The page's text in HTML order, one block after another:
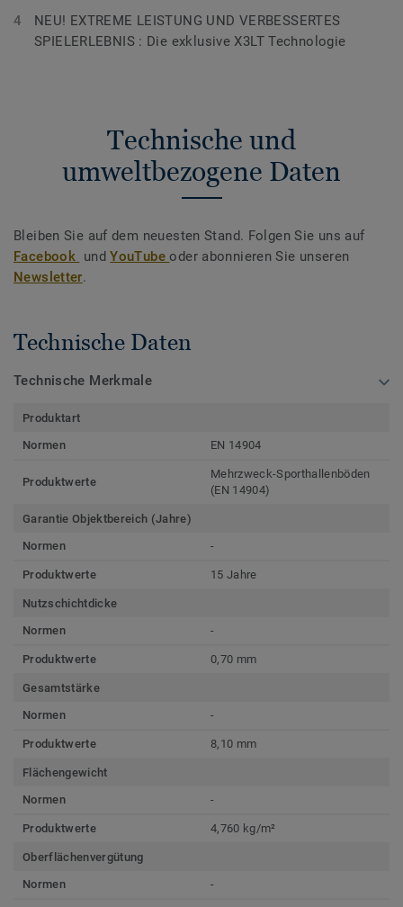
NEU! EXTREME LEISTUNG UND VERBESSERTES
SPIELERLEBNIS : Die exklusive X3LT Technologie
Technische und
umweltbezogene Daten
Bleiben Sie auf dem neuesten Stand. Folgen Sie uns auf
Facebook undYouTubeoder abonnieren Sie unseren
Newsletter.
Technische Daten
Technische Merkmale
Produktart
Normen
EN 14904
Produktwerte
Mehrzweck-Sporthallenböden
(EN 14904)
Garantie Objektbereich (Jahre)
Normen
-
Produktwerte 15 Jahre
Nutzschichtdicke
Normen
-
Produktwerte 0,70 mm
Gesamtstärke
Normen
-
Produktwerte 8,10 mm
Flächengewicht
Normen
-
Produktwerte 4,760 kg/m²
Oberflächenvergütung
Normen
-